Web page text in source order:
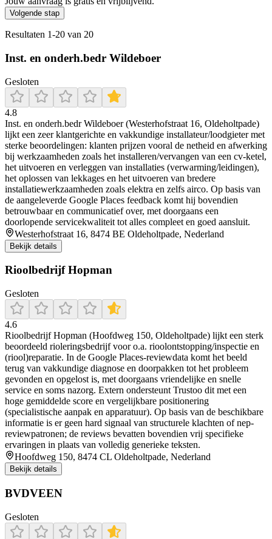
Volgende stap
Resultaten 1-20 van 20
Inst. en onderh.bedr Wildeboer
Gesloten
4.8
Inst. en onderh.bedr Wildeboer (Westerhofstraat 16, Oldeholtpade)
lijkt een zeer klantgerichte en vakkundige installateur/loodgieter met
sterke beoordelingen: klanten prijzen vooral de netheid en afwerking
bij werkzaamheden zoals het installeren/vervangen van een cv-ketel,
het uitvoeren en verleggen van installaties (verwarming/leidingen),
het oplossen van lekkages en het uitvoeren van bredere
installatiewerkzaamheden zoals elektra en zelfs airco. Op basis van
de aangeleverde Google Places feedback komt hij bovendien
betrouwbaar en communicatief over, met doorgaans een
doorlopende servicekwaliteit tot alles compleet en goed aansluit.
Westerhofstraat 16, 8474 BE Oldeholtpade, Nederland
Bekijk details
Rioolbedrijf Hopman
Gesloten
4.6
Rioolbedrijf Hopman (Hoofdweg 150, Oldeholtpade) lijkt een sterk
beoordeeld rioleringsbedrijf voor o.a. rioolontstopping/inspectie en
(riool)reparatie. In de Google Places-reviewdata komt het beeld
terug van vakkundige diagnose en doorpakken tot het probleem
gevonden en opgelost is, met doorgaans vriendelijke en snelle
service en soms nazorg. Extern ondersteunt Trustoo dit met een
hoge gemiddelde score en vergelijkbare positionering
(specialistische aanpak en apparatuur). Op basis van de beschikbare
informatie is er geen hard signaal van structurele klachten of nep-
reviewpatronen; de reviews bevatten bovendien vrij specifieke
ervaringen in plaats van volledig generieke teksten.
Hoofdweg 150, 8474 CL Oldeholtpade, Nederland
Bekijk details
BVDVEEN
Gesloten